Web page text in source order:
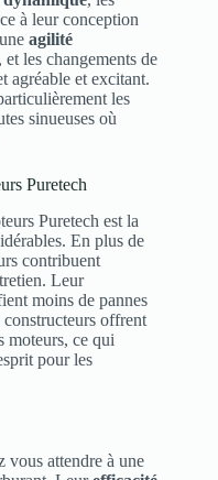
à leur conception
agilité
les changements de
agréable et excitant.
les
sinueuses où
Puretech
Puretech est la
En plus de
contribuent
Leur
moins de pannes
constructeurs offrent
moteurs, ce qui
pour les
vous attendre à une